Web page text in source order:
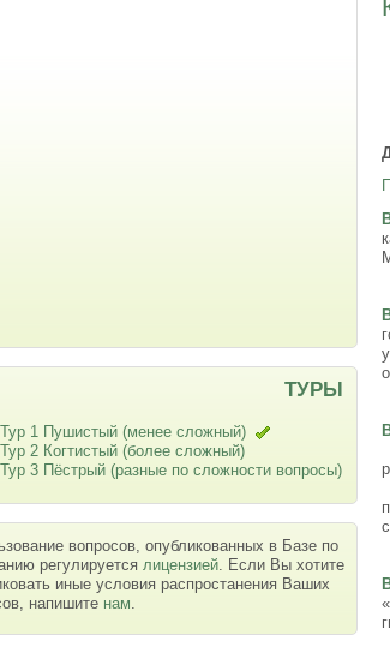
ТУРЫ
Тур 1 Пушистый (менее сложный)
Тур 2 Когтистый (более сложный)
Тур 3 Пёстрый (разные по сложности вопросы)
вопросов, опубликованных в Базе по
регулируетсялицензией. Если Вы хотите
иные условия распростанения Ваших
напишите нам.